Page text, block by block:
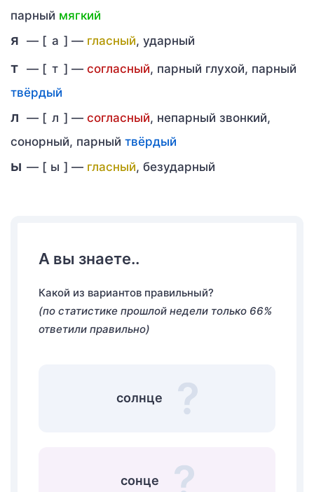
парный мягкий
я — [ а ] — гласный, ударный
т — [ т ] — согласный, парный глухой, парный
твёрдый
л — [ л ] — согласный, непарный звонкий,
сонорный, парный твёрдый
ы — [ ы ] — гласный, безударный
А вы знаете..
Какой из вариантов правильный?
(по статистике прошлой недели только 66%
ответили правильно)
солнце
сонце